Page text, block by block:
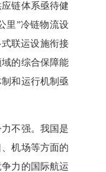
链体系亟待健
里”冷链物流设
联运设施衔接
的综合保障能
和运行机制亟
不强。我国是
机场等方面的
力的国际航运